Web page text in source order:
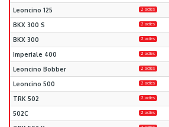
Leoncino 125 2 acties
BKX 300 S 2 acties
BKX 300 2 acties
Imperiale 400 2 acties
Leoncino Bobber 2 acties
Leoncino 500 2 acties
TRK 502 2 acties
502C 2 acties